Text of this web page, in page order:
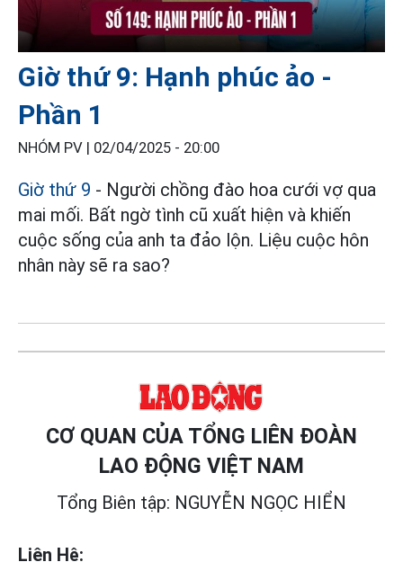
Giờ thứ 9: Hạnh phúc ảo -
Phần 1
NHÓM PV | 02/04/2025 - 20:00
Giờ thứ 9 - Người chồng đào hoa cưới vợ qua
mai mối. Bất ngờ tình cũ xuất hiện và khiến
cuộc sống của anh ta đảo lộn. Liệu cuộc hôn
nhân này sẽ ra sao?
CƠ QUAN CỦA TỔNG LIÊN ĐOÀN
LAO ĐỘNG VIỆT NAM
Tổng Biên tập: NGUYỄN NGỌC HIỂN
Liên Hệ: